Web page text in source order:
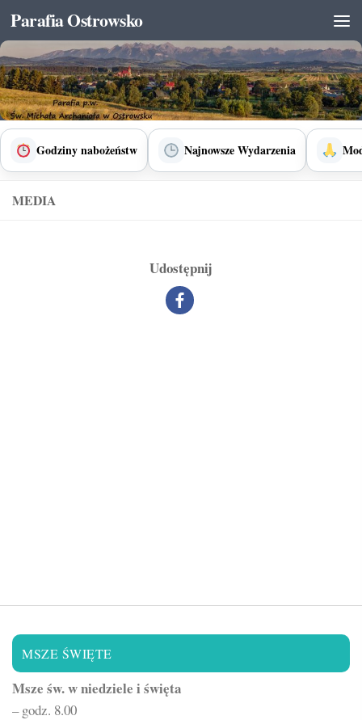
Skip to content
Parafia Ostrowsko
Godziny nabożeństw Najnowsze Wydarzenia
MEDIA
Udostępnij
MSZE ŚWIĘTE
Msze św. w niedziele i święta
– godz. 8.00